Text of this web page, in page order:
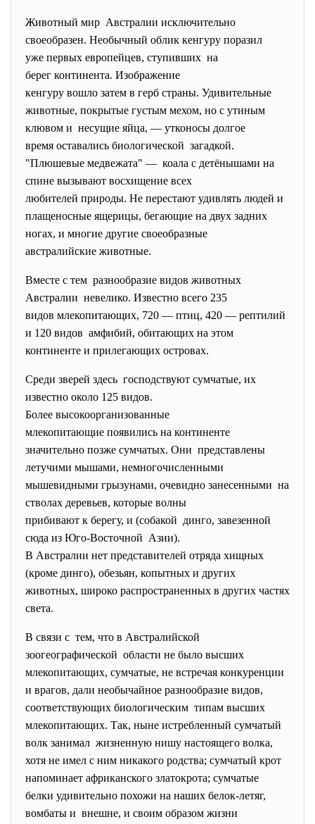
Животный мир Австралии исключительно
своеобразен. Необычный облик кенгуру поразил
уже первых европейцев, ступивших на
берег континента. Изображение
кенгуру вошло затем в герб страны. Удивительные
животные, покрытые густым мехом, но с утиным
клювом и несущие яйца, — утконосы долгое
время оставались биологической загадкой.
"Плюшевые медвежата" — коала с детёнышами на
спине вызывают восхищение всех
любителей природы. Не перестают удивлять людей и
плащеносные ящерицы, бегающие на двух задних
ногах, и многие другие своеобразные
австралийские животные.
Вместе с тем разнообразие видов животных
Австралии невелико. Известно всего 235
видов млекопитающих, 720 — птиц, 420 — рептилий
и 120 видов амфибий, обитающих на этом
континенте и прилегающих островах.
Среди зверей здесь господствуют сумчатые, их
известно около 125 видов.
Более высокоорганизованные
млекопитающие появились на континенте
значительно позже сумчатых. Они представлены
летучими мышами, немногочисленными
мышевидными грызунами, очевидно занесенными на
стволах деревьев, которые волны
прибивают к берегу, и (собакой динго, завезенной
сюда из Юго-Восточной Азии).
В Австралии нет представителей отряда хищных
(кроме динго), обезьян, копытных и других
животных, широко распространенных в других частях
света.
В связи с тем, что в Австралийской
зоогеографической области не было высших
млекопитающих, сумчатые, не встречая конкуренции
и врагов, дали необычайное разнообразие видов,
соответствующих биологическим типам высших
млекопитающих. Так, ныне истребленный сумчатый
волк занимал жизненную нишу настоящего волка,
хотя не имел с ним никакого родства; сумчатый крот
напоминает африканского златокрота; сумчатые
белки удивительно похожи на наших белок-летяг,
вомбаты и внешне, и своим образом жизни